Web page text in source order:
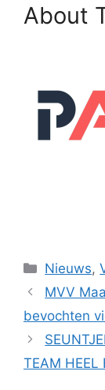
About
Nieuws,
MVV
bevochten
TEAM HEEL